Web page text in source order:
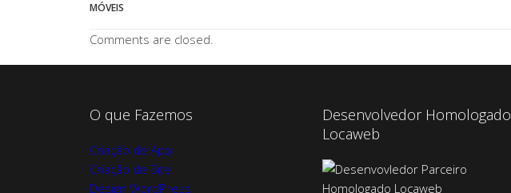
MÓVEIS
Comments are closed.
O que Fazemos
Criação de App
Criação de Site
Design WordPress
Desenvolvedor Homologado
Locaweb